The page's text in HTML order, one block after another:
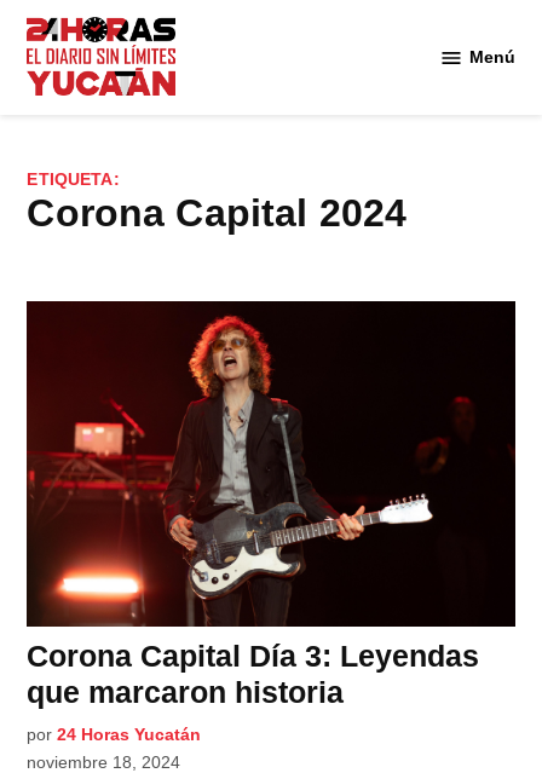
Saltar
contenido
Menú
ETIQUETA:
Corona Capital 2024
Corona Capital Día 3: Leyendas
que marcaron historia
por 24 Horas Yucatán
noviembre 18, 2024